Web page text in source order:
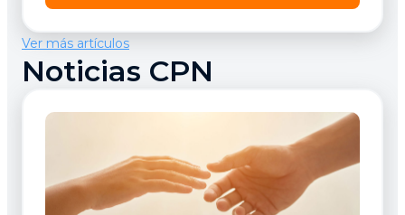
Ver más artículos
Noticias CPN